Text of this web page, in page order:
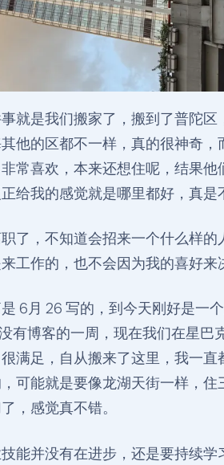
就是我们搬家了，搬到了普陀区
他的区都不一样，真的很神奇，
常喜欢，本来还想住呢，结果他
给我的感觉就是哪里都好，真是
了，不知道会招来一个什么样的
工作的，也不会因为我的喜好来
6月 26 写的，到今天刚好是一
有博客的一周，现在我们在星巴
满足，自从搬来了这里，我一直
可能就是要像龙湖天街一样，住
，感觉真不错。
能并没有在进步，还是要持续学